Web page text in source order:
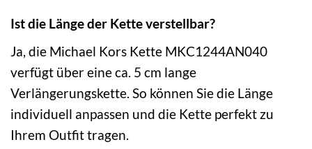
Ist die Länge der Kette verstellbar?
Ja, die Michael Kors Kette MKC1244AN040
verfügt über eine ca. 5 cm lange
Verlängerungskette. So können Sie die Länge
individuell anpassen und die Kette perfekt zu
Ihrem Outfit tragen.